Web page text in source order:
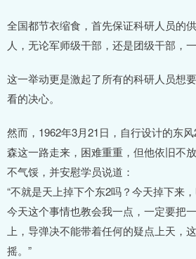
全国都节衣缩食，首先保证科研人员的
人，无论军师级干部，还是团级干部，一
这一举动更是激起了所有的科研人员想
看的决心。
然而，1962年3月21日，自行设计的东
森这一路走来，困难重重，但他依旧不
不气馁，并安慰学员说道：
“不就是天上掉下个东2吗？今天掉下来
今天这个事情也教会我一点，一定要把
上，导弹决不能带着任何的疑点上天，
摇。”